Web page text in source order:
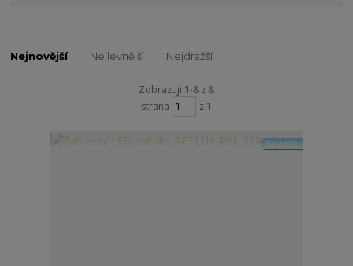
Nejnovější Nejlevnější Nejdražší
Zobrazuji 1-8 z 8
strana
z 1
Novinka